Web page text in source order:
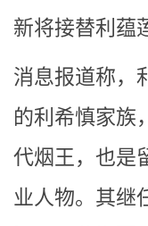
新将接替利蕴
消息报道称，
的利希慎家族
代烟王，也是
业人物。其继